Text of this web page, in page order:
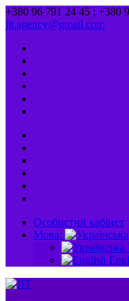
+380 96 791 24 45 ; +380
jit.agency@gmail.com
Особистий кабінет
Мова: